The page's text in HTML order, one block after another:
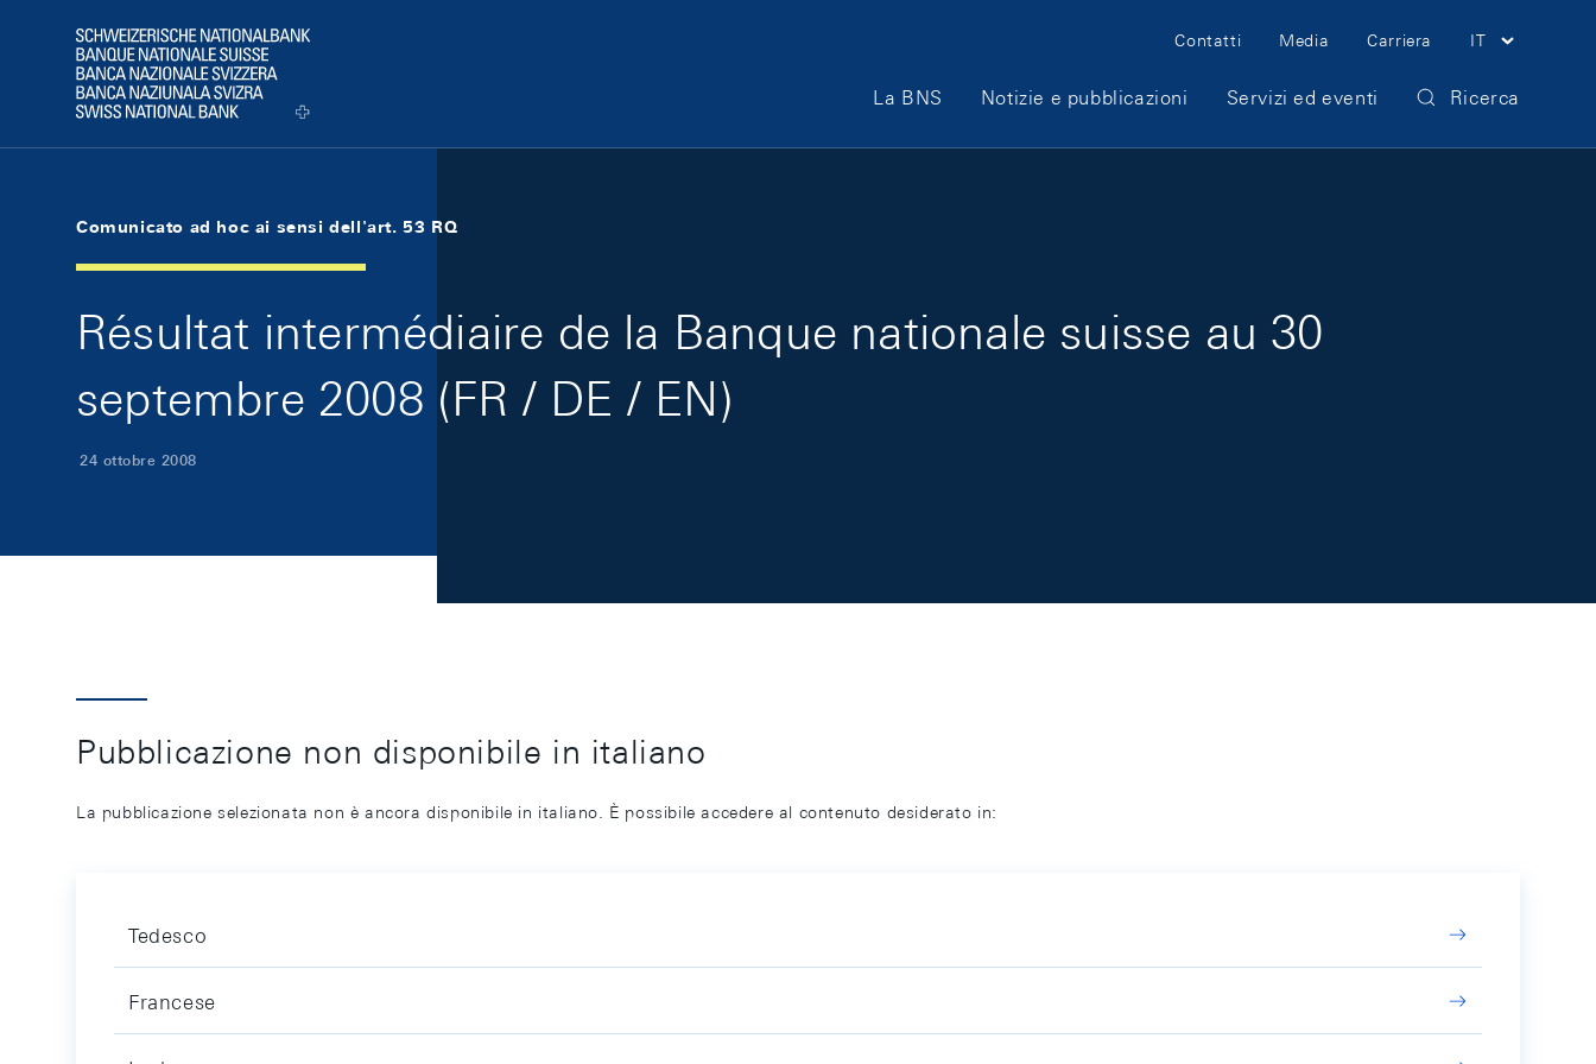
Logo
Meta Navigation
Contatti Media Carriera IT
Main Navigation
La BNS Notizie e pubblicazioni Servizi ed eventi Ricerca
Comunicato ad hoc ai sensi dell'art. 53 RQ
Résultat intermédiaire de la Banque nationale suisse au 30
septembre 2008 (FR / DE / EN)
24 ottobre 2008
Pubblicazione non disponibile in italiano
La pubblicazione selezionata non è ancora disponibile in italiano. È possibile accedere al contenuto desiderato in:
Tedesco
Francese